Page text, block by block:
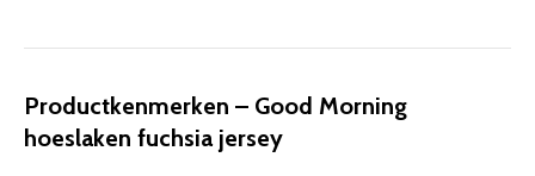
Productkenmerken – Good Morning
hoeslaken fuchsia jersey